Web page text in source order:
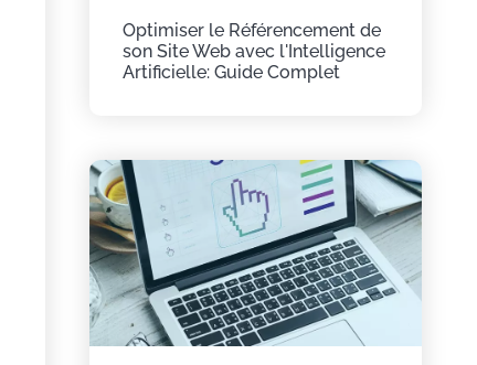
Optimiser le Référencement de
son Site Web avec l'Intelligence
Artificielle: Guide Complet